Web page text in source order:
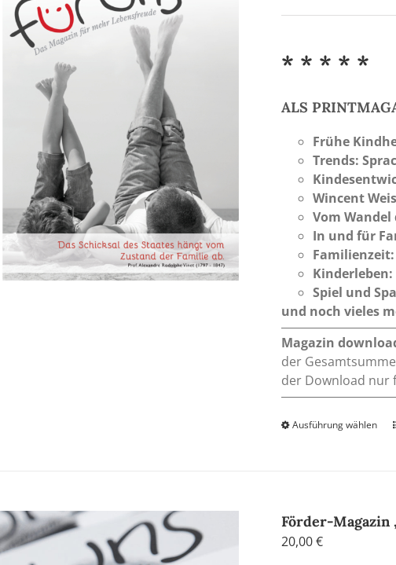
* * * * *
ALS
Frühe
Trends:
Wincent
Vom
In und für
Familienzeit:
Kinderleben:
Spiel und
und noch vieles
Magazin
der
der Download nur
Ausführung wählen
Förder-Magazin
20,00€